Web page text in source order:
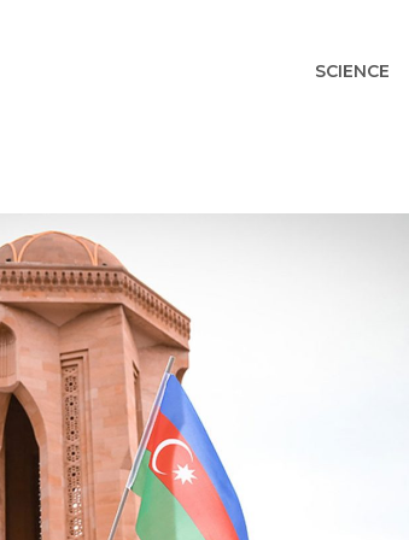
SCIENCE